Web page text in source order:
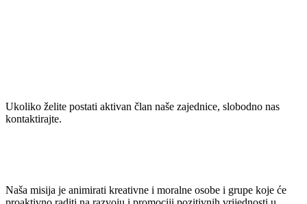
Ukoliko želite postati aktivan član naše zajednice, slobodno nas
kontaktirajte.
Naša misija je animirati kreativne i moralne osobe i grupe koje će